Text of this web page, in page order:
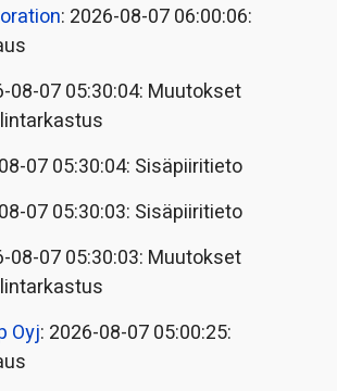
: 2026-08-07 06:00:06:
08-07 05:30:04: Muutokset
07 05:30:04: Sisäpiiritieto
07 05:30:03: Sisäpiiritieto
08-07 05:30:03: Muutokset
Oyj: 2026-08-07 05:00:25: